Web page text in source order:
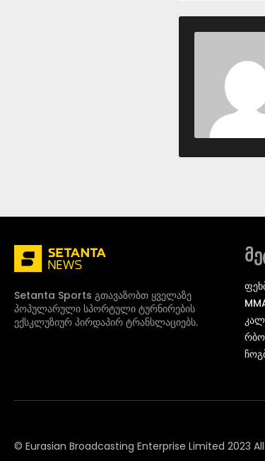
Setanta Sports გთავაზობთ ყველაზე
პოპულარული სპორტული ტურნირების
ექსკლუზიურ პირდაპირ ტრანსლაციებს.
© Eurasian Broadcasting Enterprise Limited 2023